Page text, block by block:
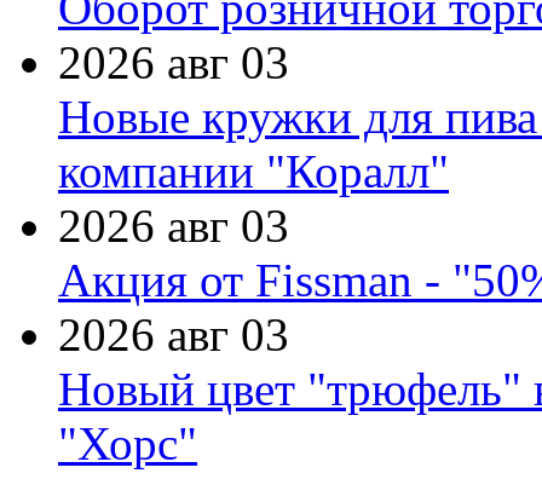
2026 авг 03
Новые кружки для
компании "Коралл"
2026 авг 03
Акция от Fissman -
2026 авг 03
Новый цвет "трюфель"
"Хорс"